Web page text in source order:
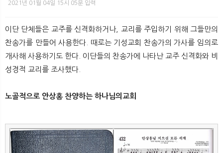
뉴
2021년 01월 04일 15시 05분 입력
이단 단체들은 교주를 신격화하거나, 교리를 주입하기 위해 그들만의
찬송가를 만들어 사용한다. 때로는 기성교회 찬송가의 가사를 임의로
개사해 사용하기도 한다. 이단들의 찬송가에 나타난 교주 신격화와 비
성경적 교리를 조사했다.
노골적으로 안상홍 찬양하는 하나님의교회